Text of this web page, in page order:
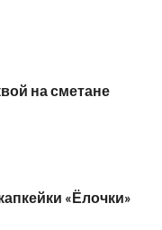
на сметане
«Ёлочки»